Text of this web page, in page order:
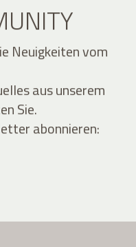
Neuigkeiten vom
aus unserem
Sie.
abonnieren: